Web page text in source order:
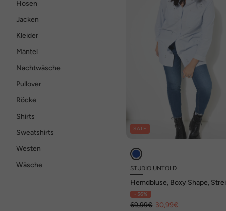
Hosen
Jacken
Kleider
Mäntel
Nachtwäsche
Pullover
Röcke
Shirts
Sweatshirts
Westen
Wäsche
SALE
STUDIO UNTOLD
Hemdbluse, Boxy Shape,
Glitzersteinchen, Langarm
- 56%
69,99€ 30,99€